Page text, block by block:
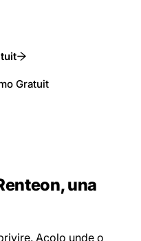
Gratuit
una
Acolo unde o